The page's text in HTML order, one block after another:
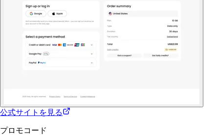
公式サイトを見る
プロモコード